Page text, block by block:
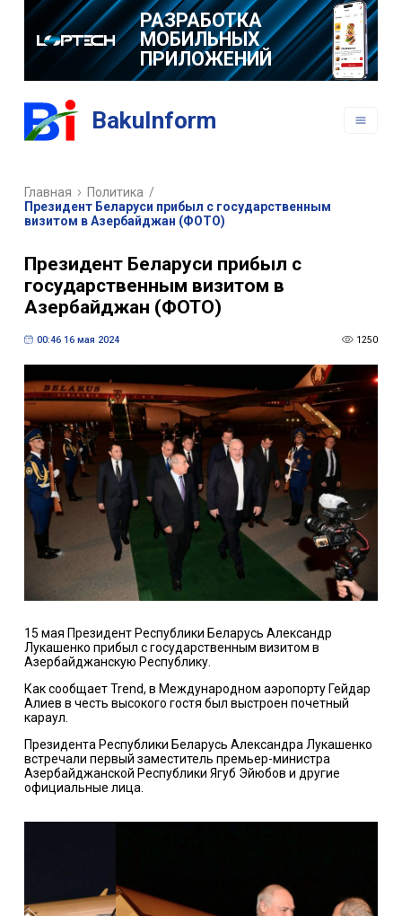
РАЗРАБОТКА
МОБИЛЬНЫХ
ПРИЛОЖЕНИЙ
BakuInform
Главная Политика /
Президент Беларуси прибыл с государственным
визитом в Азербайджан (ФОТО)
Президент Беларуси прибыл с
государственным визитом в
Азербайджан (ФОТО)
00:46 16 мая 2024 1250
15 мая Президент Республики Беларусь Александр
Лукашенко прибыл с государственным визитом в
Азербайджанскую Республику.
Как сообщает Trend, в Международном аэропорту Гейдар
Алиев в честь высокого гостя был выстроен почетный
караул.
Президента Республики Беларусь Александра Лукашенко
встречали первый заместитель премьер-министра
Азербайджанской Республики Ягуб Эйюбов и другие
официальные лица.